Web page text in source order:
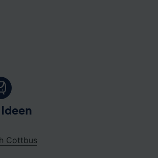
Ideen
Cottbus